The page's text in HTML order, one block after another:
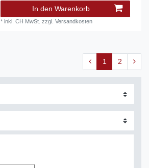
In den Warenkorb
*inkl. CH MwSt. zzgl.Versandkosten
1 2